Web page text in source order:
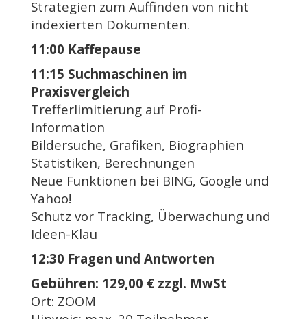
Strategien zum Auffinden von nicht
indexierten Dokumenten.
11:00 Kaffepause
11:15 Suchmaschinen im
Praxisvergleich
Trefferlimitierung auf Profi-
Information
Bildersuche, Grafiken, Biographien
Statistiken, Berechnungen
Neue Funktionen bei BING, Google und
Yahoo!
Schutz vor Tracking, Überwachung und
Ideen-Klau
12:30 Fragen und Antworten
Gebühren: 129,00 € zzgl. MwSt
Ort: ZOOM